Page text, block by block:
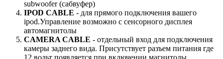
subwoofer (сабвуфер)
IPOD CABLE - для прямого подключения вашего
ipod.Управление возможно с сенсорного дисплея
автомагнитолы
CAMERA CABLE - отдельный вход для подключения
камеры заднего вида. Присутствует разъем питания где
12 вольт появляется при включении магнитолы.